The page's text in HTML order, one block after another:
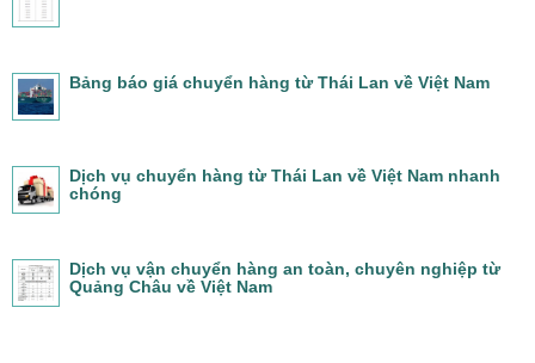
Bảng báo giá chuyển hàng từ Thái Lan về Việt Nam
Dịch vụ chuyển hàng từ Thái Lan về Việt Nam nhanh
chóng
Dịch vụ vận chuyển hàng an toàn, chuyên nghiệp từ
Quảng Châu về Việt Nam